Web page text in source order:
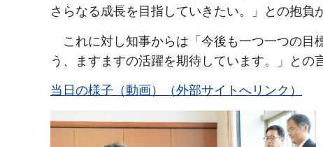
さらなる成長を目指していきたい。」との抱負
こ れに対し知事からは「今後も一つ一つの目
う、ますますの活躍を期待しています。」との
当日の様子（動画）（外部サイトへリンク）